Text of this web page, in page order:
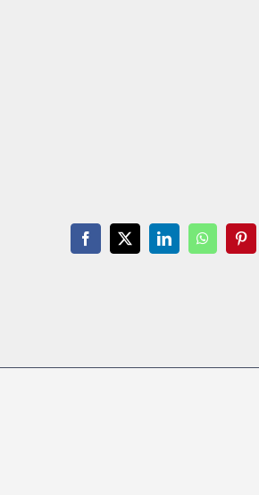
Facebook
X LinkedInWhatsApp